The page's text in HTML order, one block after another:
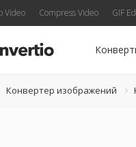
Video Compress Video GIF
Конвертер изображений